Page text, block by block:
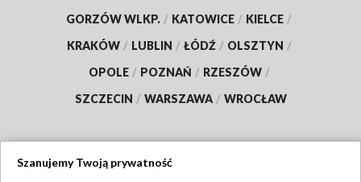
GORZÓW WLKP. / KATOWICE / KIELCE /
KRAKÓW / LUBLIN / ŁÓDŹ / OLSZTYN /
OPOLE / POZNAŃ / RZESZÓW /
SZCZECIN / WARSZAWA / WROCŁAW
Szanujemy Twoją prywatność